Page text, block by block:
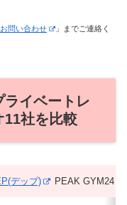
お問い合わせ 」までご連絡く
ライベートレ
11社を比較
デップ) PEAK GYM24